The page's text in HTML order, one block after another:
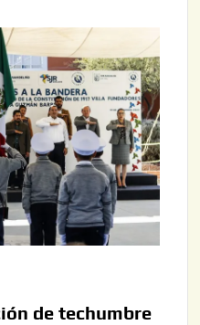
de techumbre